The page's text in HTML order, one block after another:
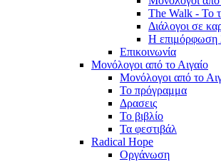
The Walk - Το
Διάλογοι σε
Η επιμόρφωση
Επικοινωνία
Μονόλογοι από το Αιγαίο
Μονόλογοι από το
Το πρόγραμμα
Δρασεις
Το βιβλίο
Τα φεστιβάλ
Radical Hope
Οργάνωση